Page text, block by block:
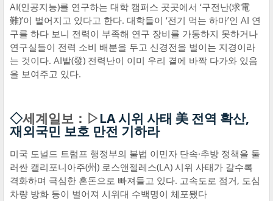
AI(인공지능)를 연구하는 대학 캠퍼스 곳곳에서 ‘구전난(求電
難)’이 벌어지고 있다고 한다. 대학들이 ‘전기 먹는 하마’인 AI 연
구를 하다 보니 전력이 부족해 연구 장비를 가동하지 못하거나
연구실들이 전력 소비 배분을 두고 신경전을 벌이는 지경이라
는 것이다. AI발(發) 전력난이 이미 우리 곁에 바짝 다가와 있음
을 보여주고 있다.
◇세계일보：▷LA 시위 사태 美 전역 확산,
재외국민 보호 만전 기하라
미국 도널드 트럼프 행정부의 불법 이민자 단속·추방 정책을 둘
러싼 캘리포니아주(州) 로스앤젤레스(LA) 시위 사태가 갈수록
격화하며 극심한 혼돈으로 빠져들고 있다. 고속도로 점거, 도심
차량 방화 등이 벌어져 시위대 수백명이 체포됐다